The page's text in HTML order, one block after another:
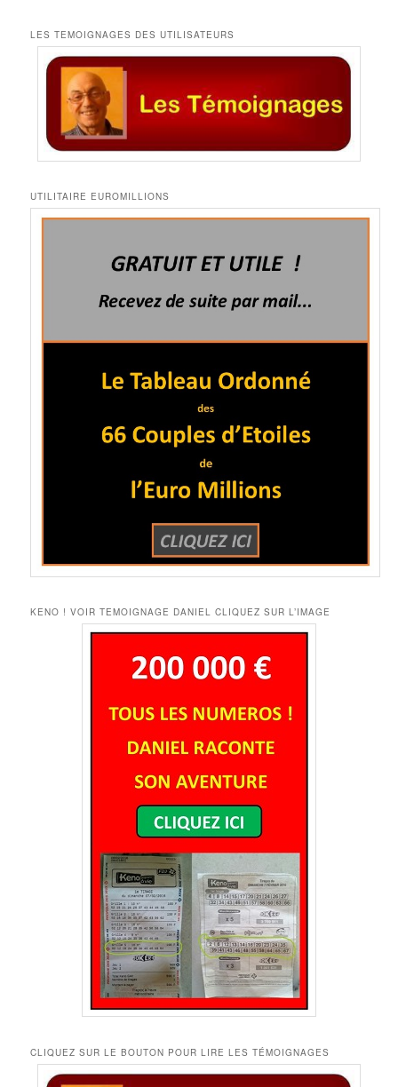
LES TEMOIGNAGES DES UTILISATEURS
UTILITAIRE EUROMILLIONS
KENO ! VOIR TEMOIGNAGE DANIEL CLIQUEZ SUR L’IMAGE
CLIQUEZ SUR LE BOUTON POUR LIRE LES TÉMOIGNAGES